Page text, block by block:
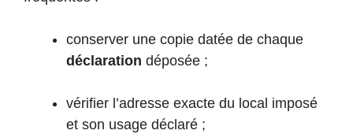
conserver une copie datée de chaque
déclaration déposée ;
vérifier l’adresse exacte du local imposé
et son usage déclaré ;